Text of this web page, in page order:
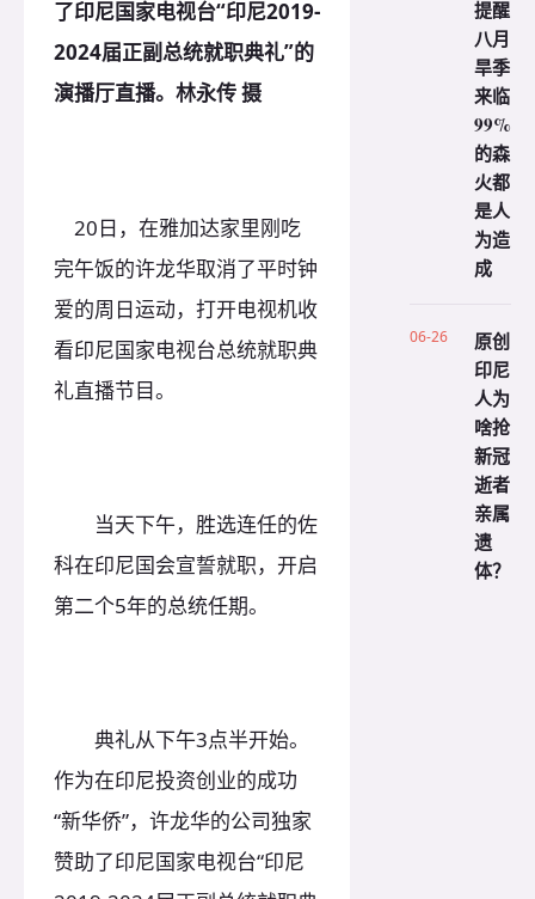
了印尼国家电视台“印尼2019-
2024届正副总统就职典礼”的
演播厅直播。林永传 摄
20日，在雅加达家里刚吃
完午饭的许龙华取消了平时钟
爱的周日运动，打开电视机收
看印尼国家电视台总统就职典
礼直播节目。
当天下午，胜选连任的佐
科在印尼国会宣誓就职，开启
第二个5年的总统任期。
典礼从下午3点半开始。
作为在印尼投资创业的成功
“新华侨”，许龙华的公司独家
赞助了印尼国家电视台“印尼
提醒
八月
旱季
来临
99%
的森
火都
是人
为造
成
06-26
原创
印尼
人为
啥抢
新冠
逝者
亲属
遗
体？